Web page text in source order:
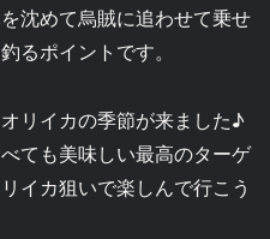
沈めて烏賊に追わせて乗せ
るポイントです。
リイカの季節が来ました♪
ても美味しい最高のターゲ
イカ狙いで楽しんで行こう